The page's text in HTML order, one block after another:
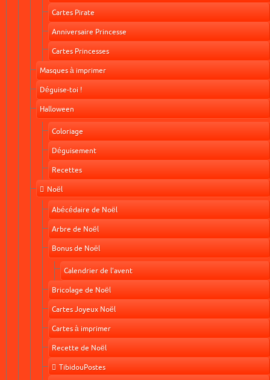
Cartes Pirate
Anniversaire Princesse
Cartes Princesses
Masques à imprimer
Déguise-toi !
Halloween
Coloriage
Déguisement
Recettes
Noël
Abécédaire de Noël
Arbre de Noël
Bonus de Noël
Calendrier de l'avent
Bricolage de Noël
Cartes Joyeux Noël
Cartes à imprimer
Recette de Noël
TibidouPostes